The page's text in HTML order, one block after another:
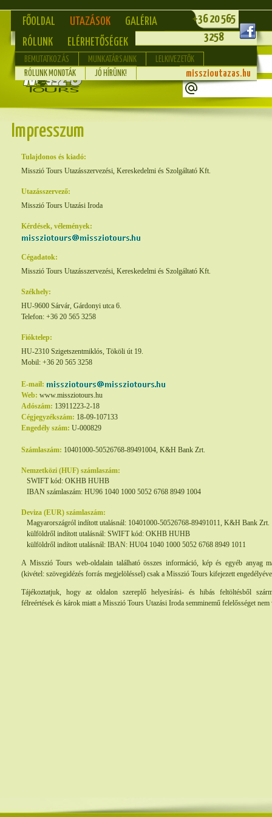
FŐOLDAL UTAZÁSOK
GALÉRIA
RÓLUNK
ELÉRHETŐSÉGEK
+36 20 565
3258
BEMUTATKOZÁS MUNKATÁRSAINK
LELKIVEZETŐK
RÓLUNK MONDTÁK
JÓ HÍRÜNK! misszioutazas.hu
Impresszum
Tulajdonos és kiadó:
Misszió Tours Utazásszervezési, Kereskedelmi és Szolgáltató Kft.
Utazásszervező:
Misszió Tours Utazási Iroda
Kérdések, vélemények:
Cégadatok:
Misszió Tours Utazásszervezési, Kereskedelmi és Szolgáltató Kft.
Székhely:
HU-9600 Sárvár, Gárdonyi utca 6.
Telefon: +36 20 565 3258
Fióktelep:
HU-2310 Szigetszentmiklós, Tököli út 19.
Mobil: +36 20 565 3258
E-mail:
Web: www.missziotours.hu
Adószám: 13911223-2-18
Cégjegyzékszám: 18-09-107133
Engedély szám: U-000829
Számlaszám: 10401000-50526768-89491004, K&H Bank Zrt.
Nemzetközi (HUF) számlaszám:
SWIFT kód: OKHB HUHB
IBAN számlaszám: HU96 1040 1000 5052 6768 8949 1004
Deviza (EUR) számlaszám:
Magyarországról indított utalásnál: 10401000-50526768-89491011, K&H Bank Zrt.
külföldről indított utalásnál: SWIFT kód: OKHB HUHB
külföldről indított utalásnál: IBAN: HU04 1040 1000 5052 6768 8949 1011
A Misszió Tours web-oldalain található összes információ, kép és egyéb anyag
(kivétel: szövegidézés forrás megjelöléssel) csak a Misszió Tours kifejezett
Tájékoztatjuk, hogy az oldalon szereplő helyesírási- és hibás feltöltésből
félreértések és károk miatt a Misszió Tours Utazási Iroda semminemű felelősséget nem